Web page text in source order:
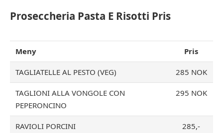
Proseccheria Pasta E Risotti Pris
Meny Pris
TAGLIATELLE AL PESTO (VEG) 285 NOK
TAGLIONI ALLA VONGOLE CON
PEPERONCINO
295 NOK
RAVIOLI PORCINI
285,-